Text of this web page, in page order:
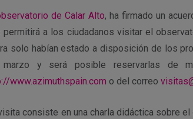
de Calar Alto, ha firmado un
permitirá a los ciudadanos visitar el
solo habían estado a disposición de los
y será posible reservarlas de
www.azimuthspain.com o del correo
consiste en una charla didáctica sobre